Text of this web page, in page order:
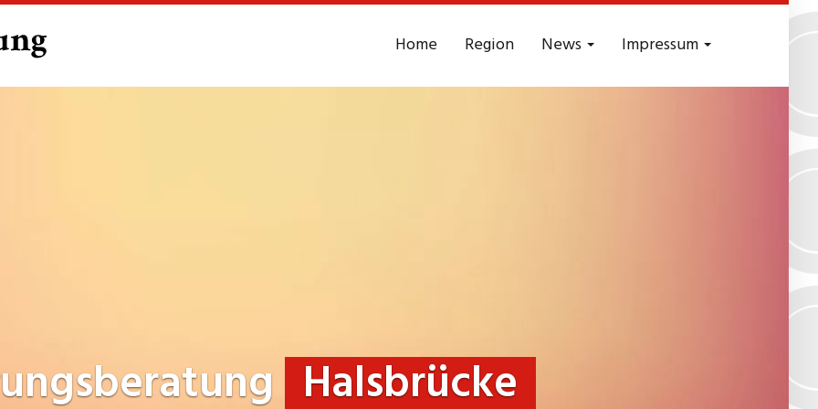
Home Region News Impressum
Halsbrücke